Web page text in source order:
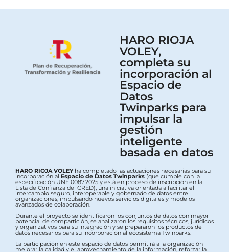
HARO RIOJA
VOLEY,
completa su
incorporación al
Espacio de
Datos
Twinparks para
impulsar la
gestión
inteligente
basada en datos
HARO RIOJA VOLEYha completado las actuaciones necesarias para su
incorporación al Espacio de Datos Twinparks (que cumple con la
especificación UNE 0087:2025 y está en proceso de inscripción en la
Lista de Confianza del CRED), una iniciativa orientada a facilitar el
intercambio seguro, interoperable y gobernado de datos entre
organizaciones, impulsando nuevos servicios digitales y modelos
avanzados de colaboración.
Durante el proyecto se identificaron los conjuntos de datos con mayor
potencial de compartición, se analizaron los requisitos técnicos, jurídicos
y organizativos para su integración y se prepararon los productos de
datos necesarios para su incorporación al ecosistema Twinparks.
La participación en este espacio de datos permitirá a la organización
mejorar la calidad y el aprovechamiento de la información, reforzar la